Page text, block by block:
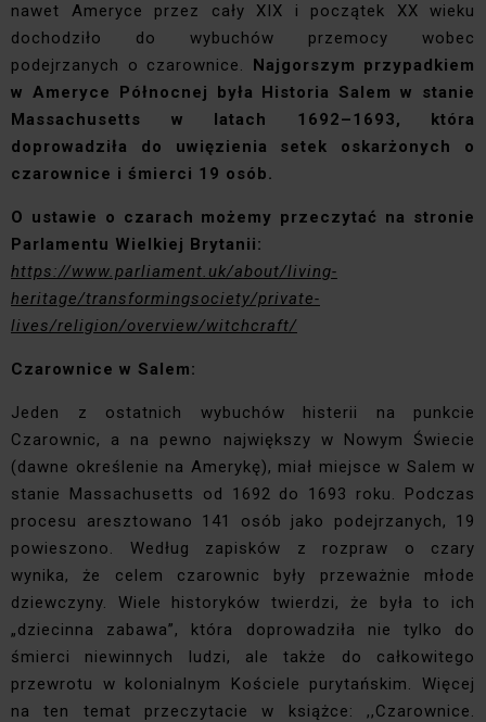
nawet Ameryce przez cały XIX i początek XX wieku
dochodziło do wybuchów przemocy wobec
podejrzanych o czarownice. Najgorszym przypadkiem
w Ameryce Północnej była Historia Salem w stanie
Massachusetts w latach 1692–1693, która
doprowadziła do uwięzienia setek oskarżonych o
czarownice i śmierci 19 osób.
O ustawie o czarach możemy przeczytać na stronie
Parlamentu Wielkiej Brytanii:
https://www.parliament.uk/about/living-
heritage/transformingsociety/private-
lives/religion/overview/witchcraft/
Czarownice w Salem:
Jeden z ostatnich wybuchów histerii na punkcie
Czarownic, a na pewno największy w Nowym Świecie
(dawne określenie na Amerykę), miał miejsce w Salem w
stanie Massachusetts od 1692 do 1693 roku. Podczas
procesu aresztowano 141 osób jako podejrzanych, 19
powieszono. Według zapisków z rozpraw o czary
wynika, że celem czarownic były przeważnie młode
dziewczyny. Wiele historyków twierdzi, że była to ich
„dziecinna zabawa”, która doprowadziła nie tylko do
śmierci niewinnych ludzi, ale także do całkowitego
przewrotu w kolonialnym Kościele purytańskim. Więcej
na ten temat przeczytacie w książce: ,,Czarownice.